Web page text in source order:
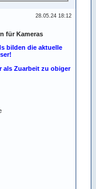
28.05.24 18:12
für Kameras
bilden die aktuelle
als Zuarbeit zu obiger